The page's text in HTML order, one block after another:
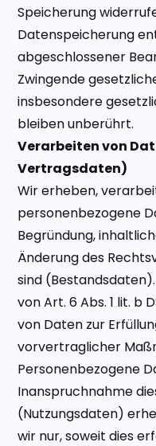
Speicherung
Datenspeicherung
abgeschlossener
Zwingende
insbesondere
bleiben unberührt.
Verarbeiten von
Vertragsdaten)
Wir erheben,
personenbezogene
Begründung,
Änderung des
sind
von Art. 6 Abs. 1 lit. b
von Daten zur
vorvertraglicher
Personenbezogene
Inanspruchnahme
(Nutzungsdaten)
wir nur, soweit dies